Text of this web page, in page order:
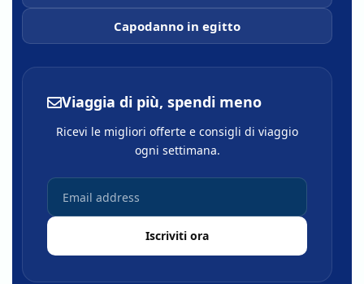
Capodanno in egitto
Viaggia di più, spendi meno
Ricevi le migliori offerte e consigli di viaggio
ogni settimana.
Iscriviti ora